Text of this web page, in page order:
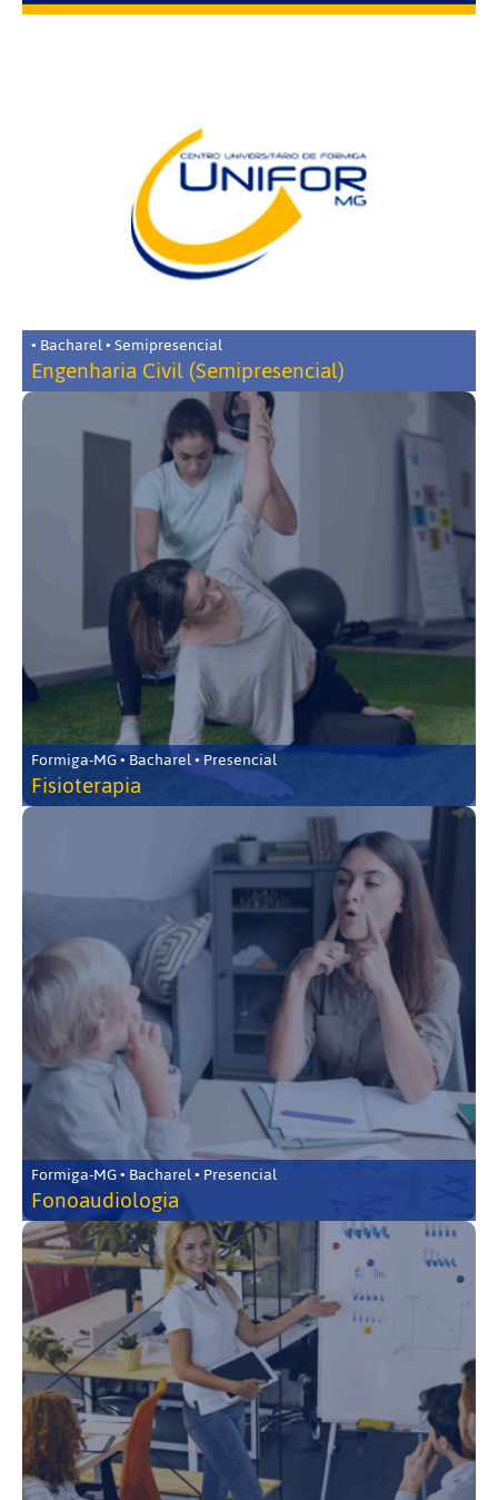
• Bacharel • Semipresencial
Engenharia Civil (Semipresencial)
Formiga-MG • Bacharel • Presencial
Fisioterapia
Formiga-MG • Bacharel • Presencial
Fonoaudiologia